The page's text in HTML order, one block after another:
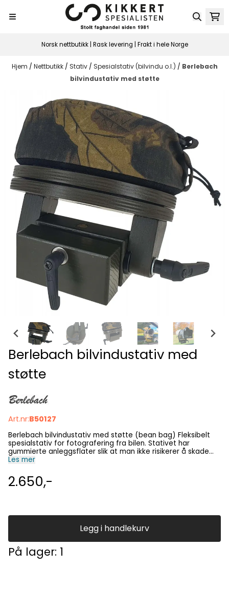
Norsk nettbutikk | Rask levering | Frakt i hele Norge
Hjem / Nettbutikk / Stativ / Spesialstativ (bilvindu o.l.) / Berlebach
bilvindustativ med støtte
Berlebach bilvindustativ med
støtte
Art.nr:B50127
Berlebach bilvindustativ med støtte (bean bag) Fleksibelt
spesialstativ for fotografering fra bilen. Stativet har
gummierte anleggsflater slik at man ikke risikerer å skade
vindusglasset. Den sirkulære topp-platen som bærer
(sideveis). Begge deler kan låses med en egen låsehendel.
Borelås sikrer at støtteposen ikke sklir av under bruk. Posen
Les mer
2.650,-
Legg i handlekurv
På lager: 1